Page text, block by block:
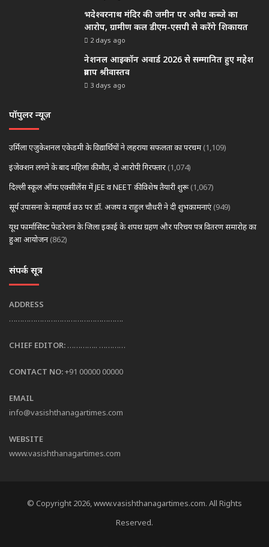
भदेश्वरनाथ मंदिर की जमीन पर अवैध कब्जे का
आरोप, ग्रामीण कल डीएम-एसपी से करेंगे शिकायत
2 days ago
नेशनल आइकॉन अवार्ड 2026 से सम्मानित हुए महेश
प्रताप श्रीवास्तव
3 days ago
पॉपुलर न्यूज़
उर्मिला एजुकेशनल एकेडमी के विद्यार्थियों ने लहराया सफलता का परचम (1,109)
इंजेक्शन लगने के बाद महिला की मौत, दो आरोपी गिरफ्तार (1,074)
दिल्ली स्कूल ऑफ एक्सीलेंस में JEE व NEET की विशेष तैयारी शुरू (1,067)
सूर्य उपासना के महापर्व छठ पर डॉ. अजय व राहुल चौधरी ने दी शुभकामनाएं (949)
यूथ फार्मासिस्ट फेडरेशन के जिला इकाई के शपथ ग्रहण और परिचय पत्र वितरण समारोह का
हुआ आयोजन (862)
संपर्क सूत्र
ADDRESS
…………………………………………….
CHIEF EDITOR: ………….. …………
CONTACT NO:+91 00000 00000
EMAIL
info@vasishthanagartimes.com
WEBSITE
www.vasishthanagartimes.com
© Copyright 2026, www.vasishthanagartimes.com. All Rights
Reserved.